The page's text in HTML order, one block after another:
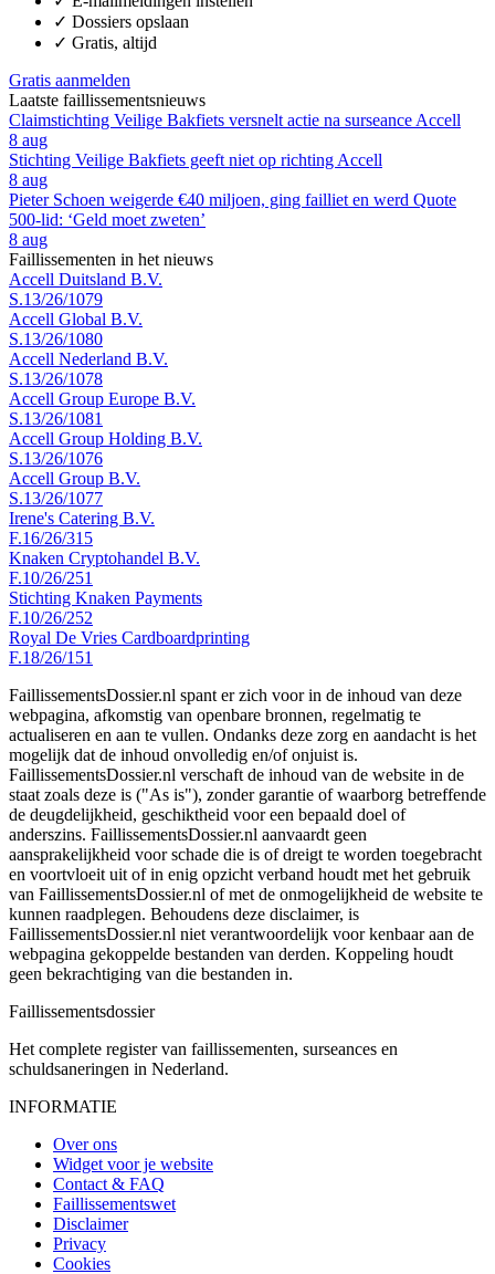
✓ Dossiers opslaan
✓ Gratis, altijd
Gratis aanmelden
Laatste faillissementsnieuws
Claimstichting Veilige Bakfiets versnelt actie na surseance Accell
8 aug
Stichting Veilige Bakfiets geeft niet op richting Accell
8 aug
Pieter Schoen weigerde €40 miljoen, ging failliet en werd Quote
500-lid: ‘Geld moet zweten’
8 aug
Faillissementen in het nieuws
Accell Duitsland B.V.
S.13/26/1079
Accell Global B.V.
S.13/26/1080
Accell Nederland B.V.
S.13/26/1078
Accell Group Europe B.V.
S.13/26/1081
Accell Group Holding B.V.
S.13/26/1076
Accell Group B.V.
S.13/26/1077
Irene's Catering B.V.
F.16/26/315
Knaken Cryptohandel B.V.
F.10/26/251
Stichting Knaken Payments
F.10/26/252
Royal De Vries Cardboardprinting
F.18/26/151
FaillissementsDossier.nl spant er zich voor in de inhoud van deze
webpagina, afkomstig van openbare bronnen, regelmatig te
actualiseren en aan te vullen. Ondanks deze zorg en aandacht is het
mogelijk dat de inhoud onvolledig en/of onjuist is.
FaillissementsDossier.nl verschaft de inhoud van de website in de
staat zoals deze is ("As is"), zonder garantie of waarborg betreffende
de deugdelijkheid, geschiktheid voor een bepaald doel of
anderszins. FaillissementsDossier.nl aanvaardt geen
aansprakelijkheid voor schade die is of dreigt te worden toegebracht
en voortvloeit uit of in enig opzicht verband houdt met het gebruik
van FaillissementsDossier.nl of met de onmogelijkheid de website te
kunnen raadplegen. Behoudens deze disclaimer, is
FaillissementsDossier.nl niet verantwoordelijk voor kenbaar aan de
webpagina gekoppelde bestanden van derden. Koppeling houdt
geen bekrachtiging van die bestanden in.
Faillissementsdossier
Het complete register van faillissementen, surseances en
schuldsaneringen in Nederland.
INFORMATIE
Over ons
Widget voor je website
Contact & FAQ
Faillissementswet
Disclaimer
Privacy
Cookies